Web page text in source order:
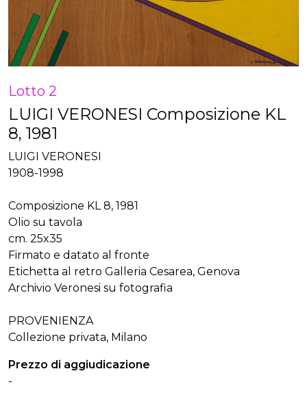
Lotto 2
LUIGI VERONESI Composizione KL
8, 1981
LUIGI VERONESI
1908-1998
Composizione KL 8, 1981
Olio su tavola
cm. 25x35
Firmato e datato al fronte
Etichetta al retro Galleria Cesarea, Genova
Archivio Veronesi su fotografia
PROVENIENZA
Collezione privata, Milano
Prezzo di aggiudicazione
-